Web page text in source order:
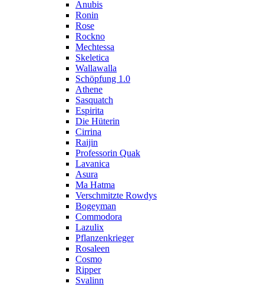
Anubis
Ronin
Rose
Rockno
Mechtessa
Skeletica
Wallawalla
Schöpfung 1.0
Athene
Sasquatch
Espirita
Die Hüterin
Cirrina
Raijin
Professorin Quak
Lavanica
Asura
Ma Hatma
Verschmitzte Rowdys
Bogeyman
Commodora
Lazulix
Pflanzenkrieger
Rosaleen
Cosmo
Ripper
Svalinn